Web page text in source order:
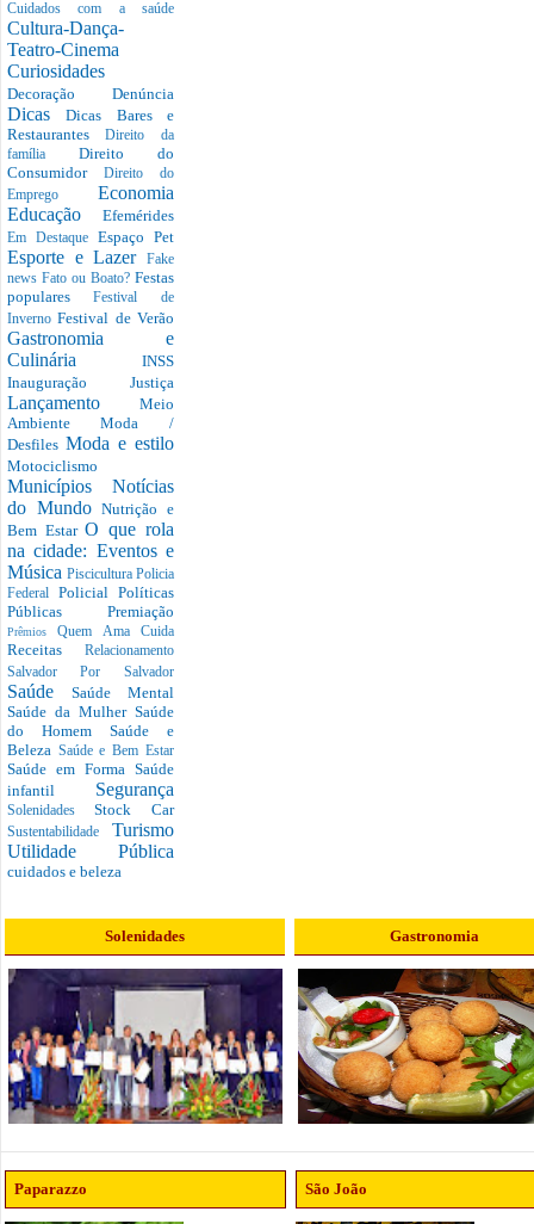
Cuidados com a saúde
Cultura-Dança-
Teatro-Cinema
Curiosidades
Decoração Denúncia
DicasDicas Bares e
RestaurantesDireito da
família Direito do
Consumidor Direito do
Emprego Economia
Educação Efemérides
Em Destaque Espaço Pet
Esporte e Lazer
Fake
news Fato ou Boato? Festas
popularesFestival de
InvernoFestival de Verão
Gastronomia e
Culinária INSS
Inauguração Justiça
Lançamento Meio
AmbienteModa /
Desfiles Moda e estilo
Motociclismo
Municípios Notícias
do MundoNutrição e
Bem EstarO que rola
na cidade: Eventos e
Música Piscicultura Policia
Federal Policial Políticas
Públicas Premiação
PrêmiosQuem Ama Cuida
Receitas Relacionamento
Salvador Por Salvador
Saúde Saúde Mental
Saúde da Mulher Saúde
do Homem Saúde e
Beleza Saúde e Bem Estar
Saúde em Forma Saúde
infantil Segurança
SolenidadesStock Car
Sustentabilidade Turismo
Utilidade Pública
cuidados e beleza
Solenidades Gastronomia
Paparazzo São João